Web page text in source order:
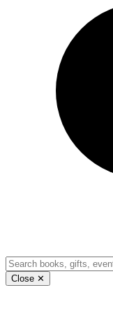
Close ✕